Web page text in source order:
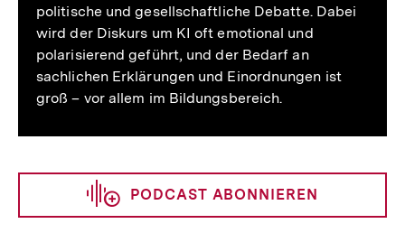
politische und gesellschaftliche Debatte. Dabei
wird der Diskurs um KI oft emotional und
polarisierend geführt, und der Bedarf an
sachlichen Erklärungen und Einordnungen ist
groß – vor allem im Bildungsbereich.
PODCAST ABONNIEREN